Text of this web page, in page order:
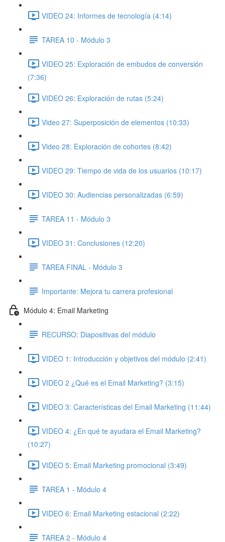
VIDEO 24: Informes de tecnología (4:14)
TAREA 10 - Módulo 3
VIDEO 25: Exploración de embudos de conversión
(7:36)
VIDEO 26: Exploración de rutas (5:24)
Video 27: Superposición de elementos (10:33)
Video 28: Exploración de cohortes (8:42)
VIDEO 29: Tiempo de vida de los usuarios (10:17)
VIDEO 30: Audiencias personalizadas (6:59)
TAREA 11 - Módulo 3
VIDEO 31: Conclusiones (12:20)
TAREA FINAL - Módulo 3
Importante: Mejora tu carrera profesional
Módulo 4: Email Marketing
RECURSO: Diapositivas del módulo
VIDEO 1: Introducción y objetivos del módulo (2:41)
VIDEO 2 ¿Qué es el Email Marketing? (3:15)
VIDEO 3: Características del Email Marketing (11:44)
VIDEO 4: ¿En qué te ayudara el Email Marketing?
(10:27)
VIDEO 5: Email Marketing promocional (3:49)
TAREA 1 - Módulo 4
VIDEO 6: Email Marketing estacional (2:22)
TAREA 2 - Módulo 4